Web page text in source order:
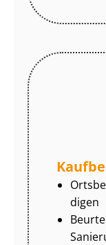
di­gen